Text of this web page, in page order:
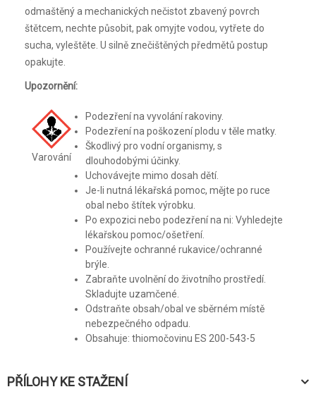
odmaštěný a mechanických nečistot zbavený povrch
štětcem, nechte působit, pak omyjte vodou, vytřete do
sucha, vyleštěte. U silně znečištěných předmětů postup
opakujte.
Upozornění:
Varování
Podezření na vyvolání rakoviny.
Podezření na poškození plodu v těle matky.
Škodlivý pro vodní organismy, s
dlouhodobými účinky.
Uchovávejte mimo dosah dětí.
Je-li nutná lékařská pomoc, mějte po ruce
obal nebo štítek výrobku.
Po expozici nebo podezření na ni: Vyhledejte
lékařskou pomoc/ošetření.
Používejte ochranné rukavice/ochranné
brýle.
Zabraňte uvolnění do životního prostředí.
Skladujte uzamčené.
Odstraňte obsah/obal ve sběrném místě
nebezpečného odpadu.
Obsahuje: thiomočovinu ES 200-543-5
PŘÍLOHY KE STAŽENÍ